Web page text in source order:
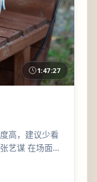
1:47:27
高，建议少看
艺谋 在场面与